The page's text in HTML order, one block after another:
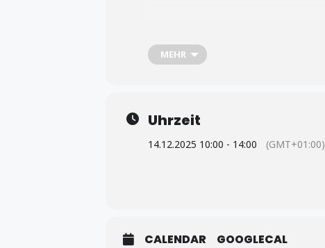
Ausrichter
MEHR
Uhrzeit
14.12.2025 10:00 - 14:00 (GMT+01:00)
CALENDAR GOOGLECAL